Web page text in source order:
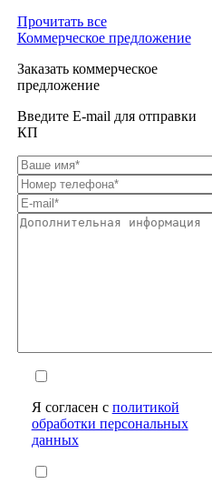
Прочитать все
Коммерческое предложение
Заказать коммерческое
предложение
Введите E-mail для отправки
КП
Я согласен с политикой
обработки персональных
данных